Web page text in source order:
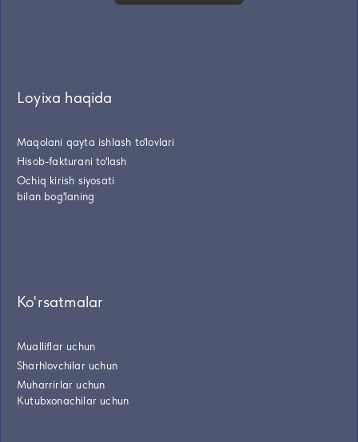
Loyixa haqida
Maqolani qayta ishlash to'lovlari
Hisob-fakturani to'lash
Ochiq kirish siyosati
bilan bog'laning
Ko'rsatmalar
Mualliflar uchun
Sharhlovchilar uchun
Muharrirlar uchun
Kutubxonachilar uchun